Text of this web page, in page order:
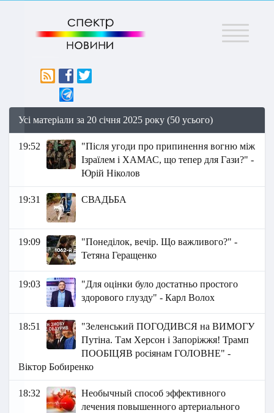
Меню
Усі матеріали за 20 січня 2025 року (50 усього)
19:52
"Після угоди про припинення вогню між
Ізраїлем і ХАМАС, що тепер для Гази?" -
Юрій Ніколов
19:31 СВАДЬБА
19:09
"Понеділок, вечір. Що важливого?" -
Тетяна Геращенко
19:03
"Для оцінки було достатньо простого
здорового глузду" - Карл Волох
18:51
"Зеленський ПОГОДИВСЯ на ВИМОГУ
Путіна. Там Херсон і Запоріжжя! Трамп
ПООБІЦЯВ росіянам ГОЛОВНЕ" -
Віктор Бобиренко
18:32
Необычный способ эффективного
лечения повышенного артериального